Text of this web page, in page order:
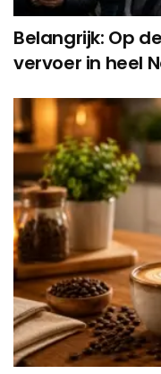
Belangrijk: Op
vervoer in heel